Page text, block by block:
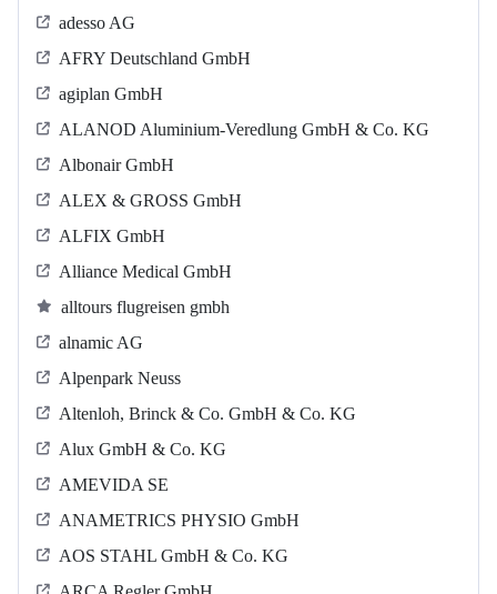
adesso AG
AFRY Deutschland GmbH
agiplan GmbH
ALANOD Aluminium-Veredlung GmbH & Co. KG
Albonair GmbH
ALEX & GROSS GmbH
ALFIX GmbH
Alliance Medical GmbH
alltours flugreisen gmbh
alnamic AG
Alpenpark Neuss
Altenloh, Brinck & Co. GmbH & Co. KG
Alux GmbH & Co. KG
AMEVIDA SE
ANAMETRICS PHYSIO GmbH
AOS STAHL GmbH & Co. KG